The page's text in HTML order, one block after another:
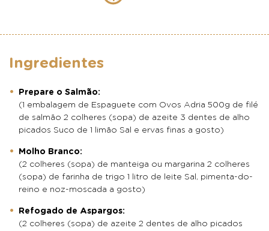
Ingredientes
Prepare o Salmão:
(1 embalagem de Espaguete com Ovos Adria 500g de filé
de salmão 2 colheres (sopa) de azeite 3 dentes de alho
picados Suco de 1 limão Sal e ervas finas a gosto)
Molho Branco:
(2 colheres (sopa) de manteiga ou margarina 2 colheres
(sopa) de farinha de trigo 1 litro de leite Sal, pimenta-do-
reino e noz-moscada a gosto)
Refogado de Aspargos:
(2 colheres (sopa) de azeite 2 dentes de alho picados